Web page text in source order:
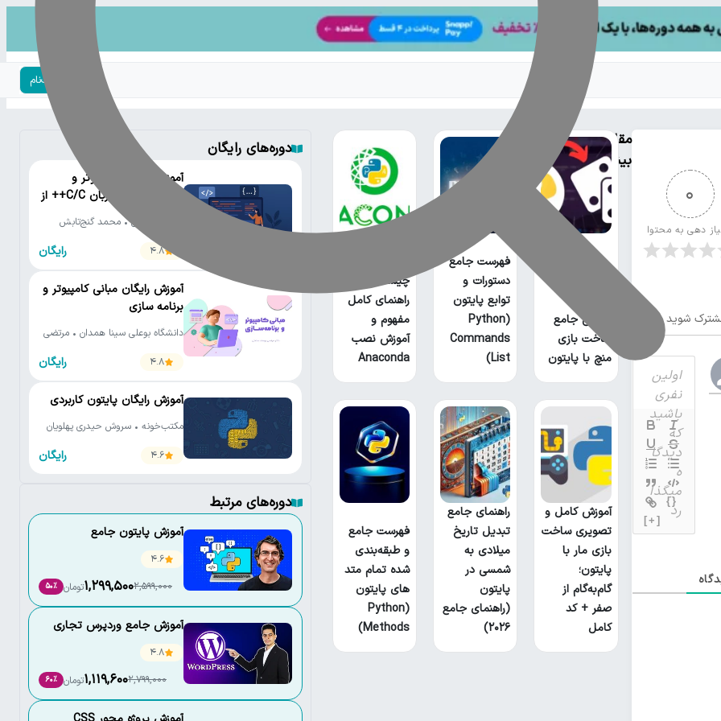
ورود | ثبت‌نام
0
دهی به محتوا
شوید
{}
[+]
مقالات
بیشتر
آموزش جامع
ساخت بازی
منچ با پایتون
فهرست جامع
دستورات و
توابع پایتون
(Python
Commands
List)
چیست؟
راهنمای کامل
مفهوم و
آموزش نصب
Anaconda
آموزش کامل و
تصویری ساخت
بازی مار با
پایتون؛
گام‌به‌گام از
صفر + کد
کامل
راهنمای جامع
تبدیل تاریخ
میلادی به
شمسی در
پایتون
(راهنمای جامع
۲۰۲۶)
فهرست جامع
و طبقه‌بندی
شده تمام متد
های پایتون
(Python
Methods)
دوره‌های رایگان
آموزش رایگان کامپیوتر و
برنامه‌نویسی به زبان C/C++ از
مقدماتی تا پیشرفته
دانشگاه تهران • محمد گنج‌تابش
4.8
رایگان
آموزش رایگان مبانی کامپیوتر و
برنامه سازی
دانشگاه بوعلی سینا همدان • مرتضی
4.8
رایگان
آموزش رایگان پایتون کاربردی
مکتب‌خونه • سروش حیدری پهلویان
4.6
رایگان
دوره‌های مرتبط
آموزش پایتون جامع
4.6
2,599,000
1,299,500تومان 50٪
آموزش جامع وردپرس تجاری
4.8
2,799,000
1,119,600تومان 60٪